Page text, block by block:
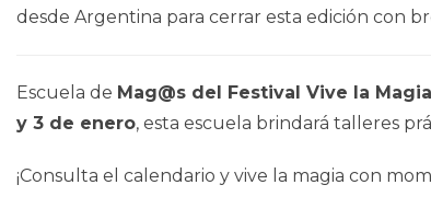
desde Argentina para cerrar esta edición con
Escuela de Mag@s del Festival Vive la
y 3 de enero, esta escuela brindará talleres
¡Consulta el calendario y vive la magia con